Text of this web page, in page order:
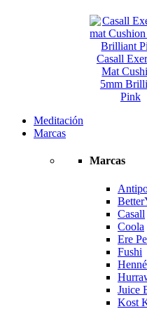
Casall
Mat
5mm
Pink
Meditación
Marcas
Marcas
Casall
Coola
Ere
Fushi
Juice
Kost